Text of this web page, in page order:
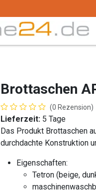
Brottaschen
(0 Rezension)
Lieferzeit: 5 Tage
Das Produkt Brottaschen
durchdachte Konstruktion
Eigenschaften:
Tetron (beige,